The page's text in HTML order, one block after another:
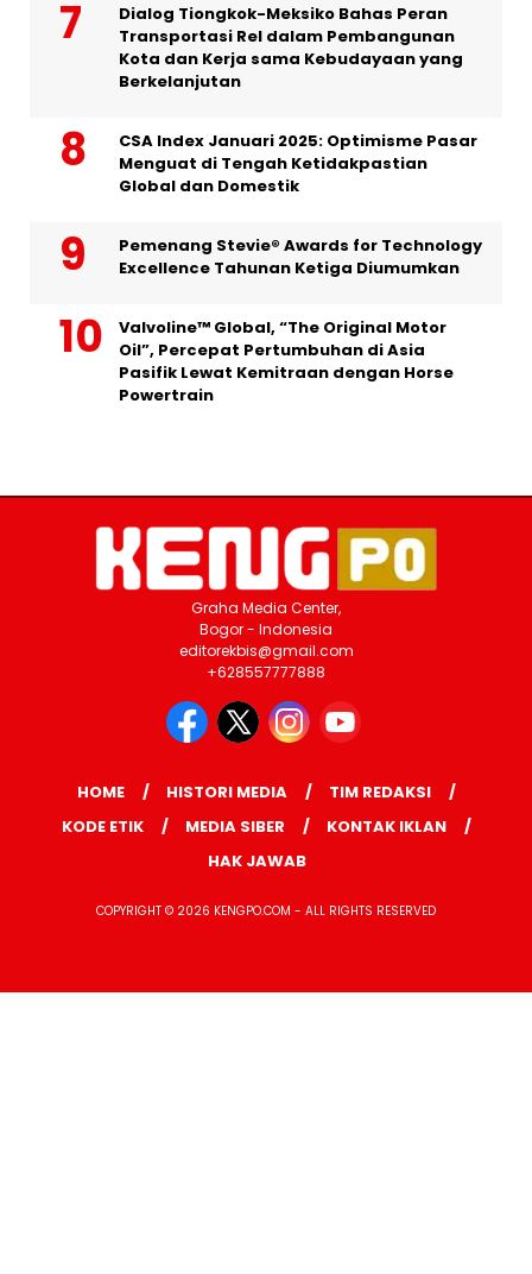
Dialog Tiongkok-Meksiko Bahas Peran
Transportasi Rel dalam Pembangunan
Kota dan Kerja sama Kebudayaan yang
Berkelanjutan
CSA Index Januari 2025: Optimisme Pasar
Menguat di Tengah Ketidakpastian
Global dan Domestik
Pemenang Stevie® Awards for Technology
Excellence Tahunan Ketiga Diumumkan
Valvoline™ Global, “The Original Motor
Oil”, Percepat Pertumbuhan di Asia
Pasifik Lewat Kemitraan dengan Horse
Powertrain
Graha Media Center,
Bogor - Indonesia
editorekbis@gmail.com
+628557777888
HOME HISTORI MEDIA
TIM REDAKSI
KODE ETIK
MEDIA SIBER
KONTAK IKLAN
HAK JAWAB
COPYRIGHT © 2026 KENGPO.COM - ALL RIGHTS RESERVED